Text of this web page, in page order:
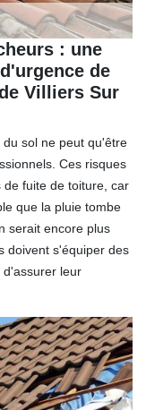
: une
de
Villiers Sur
sol ne peut qu'être
Ces risques
fuite de toiture, car
que la pluie tombe
serait encore plus
doivent s'équiper des
d'assurer leur